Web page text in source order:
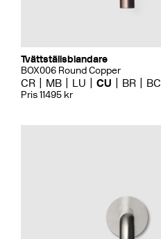
Tvättställsblandare
BOX006 Round Copper
CR MB LU CU BR BC
Pris 11495 kr